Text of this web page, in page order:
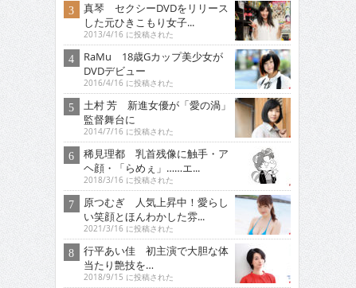
真琴 セクシーDVDをリリース
した元ひきこもり女子...
2013/4/16 に投稿された
RaMu 18歳Gカップ美少女が
DVDデビュー
2016/4/16 に投稿された
土村 芳 新進女優が「愛の渦」
監督舞台に
2014/7/16 に投稿された
稀見理都 乳首残像に触手・ア
ヘ顔・「らめぇ」……エ...
2018/3/16 に投稿された
原つむぎ 人気上昇中！愛らし
い笑顔とほんわかした雰...
2021/3/16 に投稿された
行平あい佳 初主演で大胆な体
当たり艶技を…
2018/9/15 に投稿された